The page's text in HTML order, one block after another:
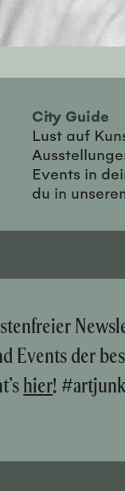
City Guide
Lust auf
Events in
du in
Events der
hier! #artjunk